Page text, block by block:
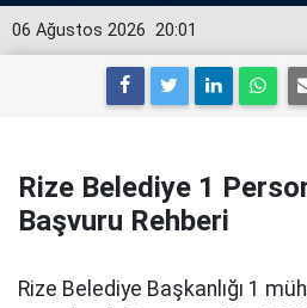
20:01
06 Ağustos 2026
Rize Belediye 1
Başvuru Rehberi
Rize Belediye Başkanlığı 1